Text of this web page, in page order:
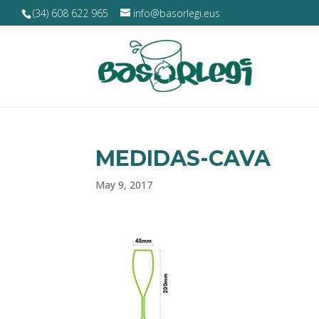
(34) 608 622 965 info@basorlegi.eus
MEDIDAS-CAVA
May 9, 2017